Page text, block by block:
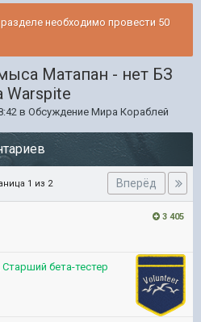
необходимо провести 50
Матапан - нет БЗ
Warspite
в Обсуждение Мира Кораблей
Вперёд
1 из 2
3 405
Старший бета-тестер